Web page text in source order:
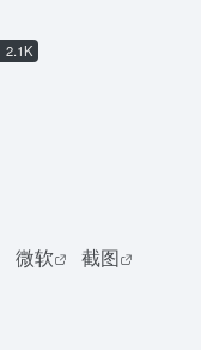
2.1K
微软
截图